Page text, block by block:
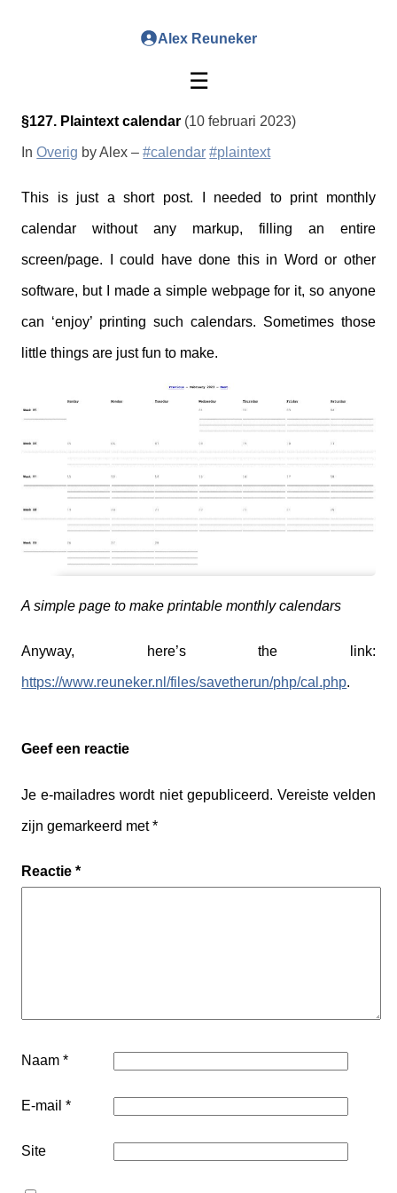
Alex Reuneker
☰
§127. Plaintext calendar (10 februari 2023)
InOverig by Alex –#calendar #plaintext
This is just a short post. I needed to print monthly
calendar without any markup, filling an entire
screen/page. I could have done this in Word or other
software, but I made a simple webpage for it, so anyone
can ‘enjoy’ printing such calendars. Sometimes those
little things are just fun to make.
A simple page to make printable monthly calendars
Anyway, here’s the link:
https://www.reuneker.nl/files/savetherun/php/cal.php.
Geef een reactie
Je e-mailadres wordt niet gepubliceerd. Vereiste velden
zijn gemarkeerd met*
Reactie*
Naam*
E-mail*
Site